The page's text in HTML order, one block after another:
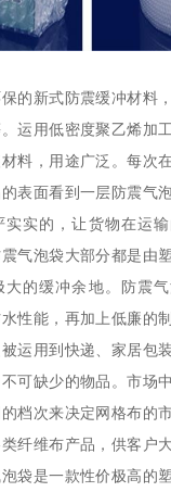
的新式防震缓冲材料
运用低密度聚乙烯加
料，用途广泛。每次
表面看到一层防震气
实实的，让货物在运
气泡袋大部分都是由
大的缓冲余地。防震
性能，再加上低廉的
运用到快递、家居包
可缺少的物品。市场
档次来决定网格布的
纤维布产品，供客户
袋是一款性价极高的